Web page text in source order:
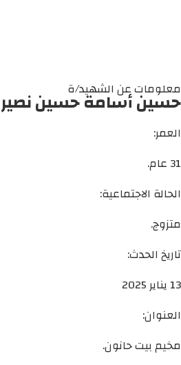
معلومات عن الشهيد/ة
حسين أسامة حسين نصير
العمر:
31 عام.
الحالة الاجتماعية:
متزوج.
تاريخ الحدث:
13 يناير 2025
العنوان:
مخيم بيت حانون.